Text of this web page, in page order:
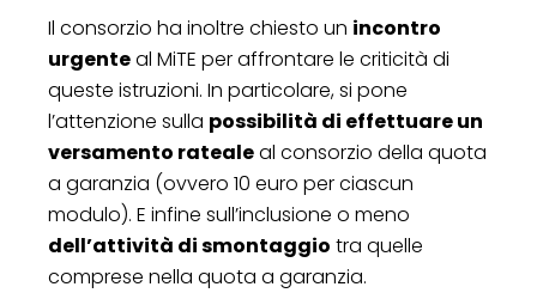
Il consorzio ha inoltre chiesto un incontro
urgenteal MiTE per affrontare le criticità di
queste istruzioni. In particolare, si pone
l’attenzione sulla possibilità di effettuare un
versamento ratealeal consorzio della quota
a garanzia (ovvero 10 euro per ciascun
modulo). E infine sull’inclusione o meno
dell’attività di smontaggio tra quelle
comprese nella quota a garanzia.